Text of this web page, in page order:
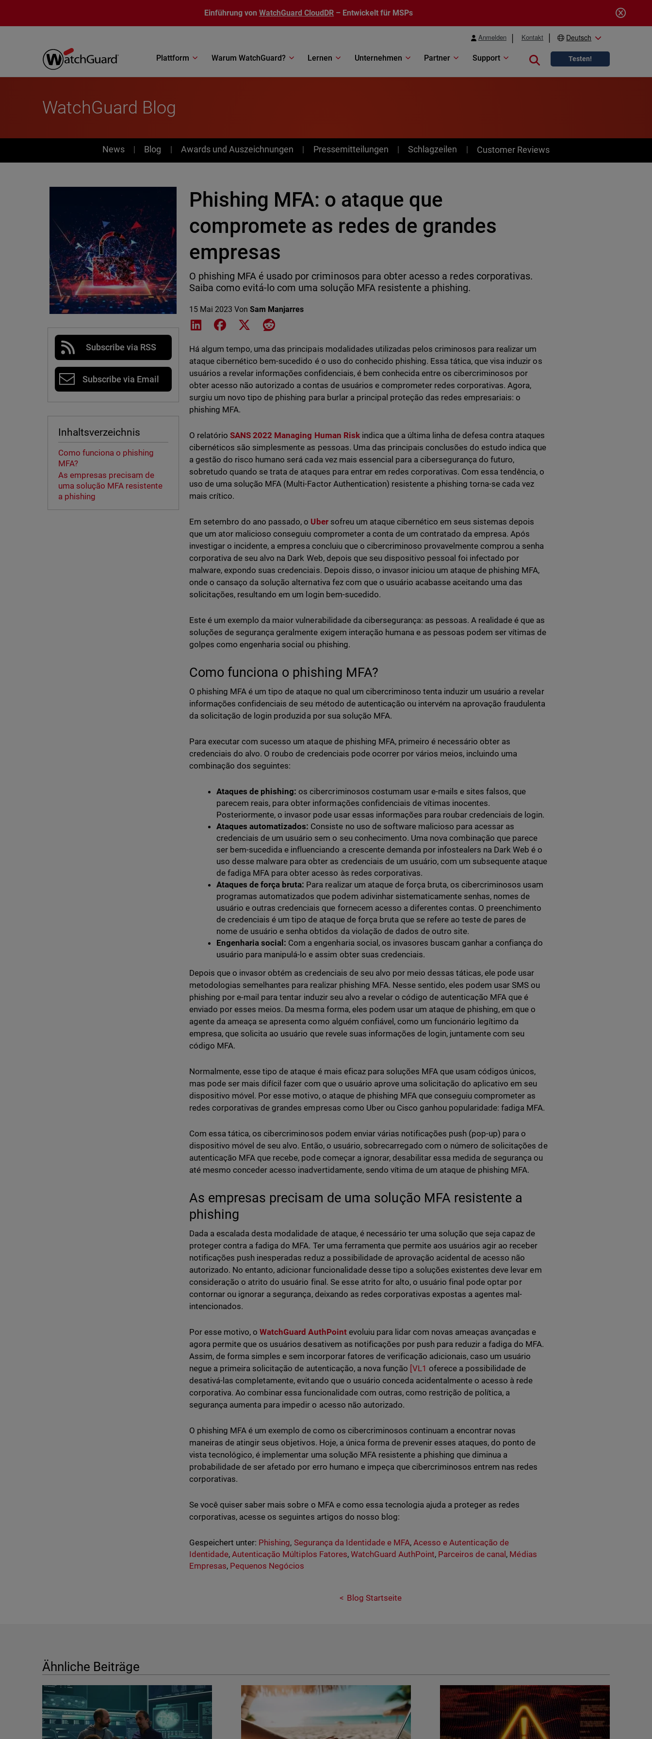
Einführung von WatchGuard CloudDR – Entwickelt für MSPs
Anmelden Kontakt Deutsch
Plattform Warum WatchGuard? Lernen Unternehmen Partner Support Close search
Testen!
WatchGuard Blog
News
News Blog Awards und Auszeichnungen Pressemitteilungen Schlagzeilen Customer Reviews
Subscribe via RSS
Subscribe via Email
Inhaltsverzeichnis
Como funciona o phishing
MFA?
As empresas precisam de
uma solução MFA resistente
a phishing
Phishing MFA: o ataque que
compromete as redes de grandes
empresas
O phishing MFA é usado por criminosos para obter acesso a redes corporativas.
Saiba como evitá-lo com uma solução MFA resistente a phishing.
15 Mai 2023 VonSam Manjarres
Share on LinkedIn
Share on Facebook
Share on XShare on Reddit
Há algum tempo, uma das principais modalidades utilizadas pelos criminosos para realizar um
ataque cibernético bem-sucedido é o uso do conhecido phishing. Essa tática, que visa induzir os
usuários a revelar informações confidenciais, é bem conhecida entre os cibercriminosos por
obter acesso não autorizado a contas de usuários e comprometer redes corporativas. Agora,
surgiu um novo tipo de phishing para burlar a principal proteção das redes empresariais: o
phishing MFA.
O relatórioSANS 2022 Managing Human Riskindica que a última linha de defesa contra ataques
cibernéticos são simplesmente as pessoas. Uma das principais conclusões do estudo indica que
a gestão do risco humano será cada vez mais essencial para a cibersegurança do futuro,
sobretudo quando se trata de ataques para entrar em redes corporativas. Com essa tendência, o
uso de uma solução MFA (Multi-Factor Authentication) resistente a phishing torna-se cada vez
mais crítico.
Em setembro do ano passado, o Ubersofreu um ataque cibernético em seus sistemas depois
que um ator malicioso conseguiu comprometer a conta de um contratado da empresa. Após
investigar o incidente, a empresa concluiu que o cibercriminoso provavelmente comprou a senha
corporativa de seu alvo na Dark Web, depois que seu dispositivo pessoal foi infectado por
malware, expondo suas credenciais. Depois disso, o invasor iniciou um ataque de phishing MFA,
onde o cansaço da solução alternativa fez com que o usuário acabasse aceitando uma das
solicitações, resultando em um login bem-sucedido.
Este é um exemplo da maior vulnerabilidade da cibersegurança: as pessoas. A realidade é que as
soluções de segurança geralmente exigem interação humana e as pessoas podem ser vítimas de
golpes como engenharia social ou phishing.
Como funciona o phishing MFA?
O phishing MFA é um tipo de ataque no qual um cibercriminoso tenta induzir um usuário a revelar
informações confidenciais de seu método de autenticação ou intervém na aprovação fraudulenta
da solicitação de login produzida por sua solução MFA.
Para executar com sucesso um ataque de phishing MFA, primeiro é necessário obter as
credenciais do alvo. O roubo de credenciais pode ocorrer por vários meios, incluindo uma
combinação dos seguintes:
Ataques de phishing: os cibercriminosos costumam usar e-mails e sites falsos, que
parecem reais, para obter informações confidenciais de vítimas inocentes.
Posteriormente, o invasor pode usar essas informações para roubar credenciais de login.
Ataques automatizados: Consiste no uso de software malicioso para acessar as
credenciais de um usuário sem o seu conhecimento. Uma nova combinação que parece
ser bem-sucedida e influenciando a crescente demanda por infostealers na Dark Web é o
uso desse malware para obter as credenciais de um usuário, com um subsequente ataque
de fadiga MFA para obter acesso às redes corporativas.
Ataques de força bruta: Para realizar um ataque de força bruta, os cibercriminosos usam
programas automatizados que podem adivinhar sistematicamente senhas, nomes de
usuário e outras credenciais que fornecem acesso a diferentes contas. O preenchimento
de credenciais é um tipo de ataque de força bruta que se refere ao teste de pares de
nome de usuário e senha obtidos da violação de dados de outro site.
Engenharia social: Com a engenharia social, os invasores buscam ganhar a confiança do
usuário para manipulá-lo e assim obter suas credenciais.
Depois que o invasor obtém as credenciais de seu alvo por meio dessas táticas, ele pode usar
metodologias semelhantes para realizar phishing MFA. Nesse sentido, eles podem usar SMS ou
phishing por e-mail para tentar induzir seu alvo a revelar o código de autenticação MFA que é
enviado por esses meios. Da mesma forma, eles podem usar um ataque de phishing, em que o
agente da ameaça se apresenta como alguém confiável, como um funcionário legítimo da
empresa, que solicita ao usuário que revele suas informações de login, juntamente com seu
código MFA.
Normalmente, esse tipo de ataque é mais eficaz para soluções MFA que usam códigos únicos,
mas pode ser mais difícil fazer com que o usuário aprove uma solicitação do aplicativo em seu
dispositivo móvel. Por esse motivo, o ataque de phishing MFA que conseguiu comprometer as
redes corporativas de grandes empresas como Uber ou Cisco ganhou popularidade: fadiga MFA.
Com essa tática, os cibercriminosos podem enviar várias notificações push (pop-up) para o
dispositivo móvel de seu alvo. Então, o usuário, sobrecarregado com o número de solicitações de
autenticação MFA que recebe, pode começar a ignorar, desabilitar essa medida de segurança ou
até mesmo conceder acesso inadvertidamente, sendo vítima de um ataque de phishing MFA.
As empresas precisam de uma solução MFA resistente a
phishing
Dada a escalada desta modalidade de ataque, é necessário ter uma solução que seja capaz de
proteger contra a fadiga do MFA. Ter uma ferramenta que permite aos usuários agir ao receber
notificações push inesperadas reduz a possibilidade de aprovação acidental de acesso não
autorizado. No entanto, adicionar funcionalidade desse tipo a soluções existentes deve levar em
consideração o atrito do usuário final. Se esse atrito for alto, o usuário final pode optar por
contornar ou ignorar a segurança, deixando as redes corporativas expostas a agentes mal-
intencionados.
Por esse motivo, oWatchGuard AuthPointevoluiu para lidar com novas ameaças avançadas e
agora permite que os usuários desativem as notificações por push para reduzir a fadiga do MFA.
Assim, de forma simples e sem incorporar fatores de verificação adicionais, caso um usuário
negue a primeira solicitação de autenticação, a nova função [VL1 oferece a possibilidade de
desativá-las completamente, evitando que o usuário conceda acidentalmente o acesso à rede
corporativa. Ao combinar essa funcionalidade com outras, como restrição de política, a
segurança aumenta para impedir o acesso não autorizado.
O phishing MFA é um exemplo de como os cibercriminosos continuam a encontrar novas
maneiras de atingir seus objetivos. Hoje, a única forma de prevenir esses ataques, do ponto de
vista tecnológico, é implementar uma solução MFA resistente a phishing que diminua a
probabilidade de ser afetado por erro humano e impeça que cibercriminosos entrem nas redes
corporativas.
Se você quiser saber mais sobre o MFA e como essa tecnologia ajuda a proteger as redes
corporativas, acesse os seguintes artigos do nosso blog:
Gespeichert unter: Phishing, Segurança da Identidade e MFA,Acesso e Autenticação de
Identidade,Autenticação Múltiplos Fatores, WatchGuard AuthPoint, Parceiros de canal , Médias
Empresas, Pequenos Negócios
Blog Startseite
Ähnliche Beiträge